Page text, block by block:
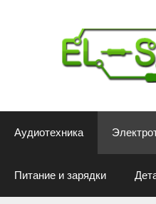
содержимому
Аудиотехника
Питание и зарядки